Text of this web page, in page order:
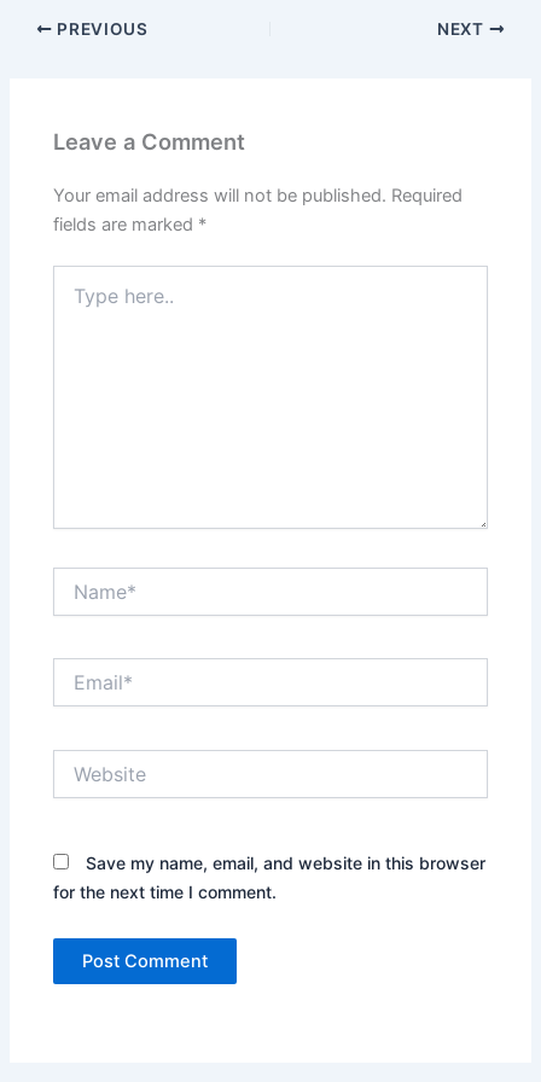
PREVIOUS NEXT
Leave a Comment
Your email address will not be published. Required
fields are marked *
here..
Save my name, email, and website in this browser
for the next time I comment.